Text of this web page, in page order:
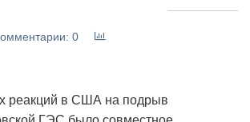
0
реакций в США на подрыв